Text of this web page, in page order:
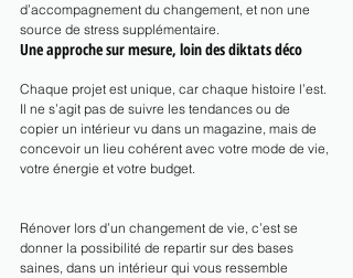
d’accompagnement du changement, et non une
source de stress supplémentaire.
Une approche sur mesure, loin des diktats déco
Chaque projet est unique, car chaque histoire l’est.
Il ne s’agit pas de suivre les tendances ou de
copier un intérieur vu dans un magazine, mais de
concevoir un lieu cohérent avec votre mode de vie,
votre énergie et votre budget.
Rénover lors d’un changement de vie, c’est se
donner la possibilité de repartir sur des bases
saines, dans un intérieur qui vous ressemble